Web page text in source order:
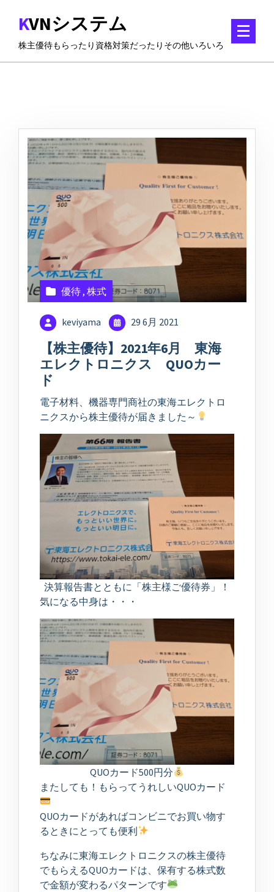
ツ
KVNシステム
株主優待もらったり資格対策だったりその他いろいろ
優待, 株式
keviyama 29 6月 2021
【株主優待】2021年6月 東海
エレクトロニクス QUOカー
ド
電子材料、機器専門商社の東海エレクトロ
ニクスから株主優待が届きました～
決算報告書とともに「株主様ご優待券」！
気になる中身は・・・
QUOカード500円分
またしても！もらってうれしいQUOカード
QUOカードがあればコンビニでお買い物す
るときにとっても便利
ちなみに東海エレクトロニクスの株主優待
でもらえるQUOカードは、保有する株式数
で金額が変わるパターンです